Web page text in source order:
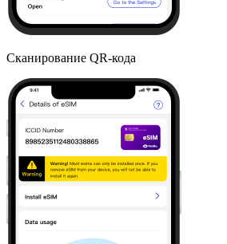
Сканирование QR-кода